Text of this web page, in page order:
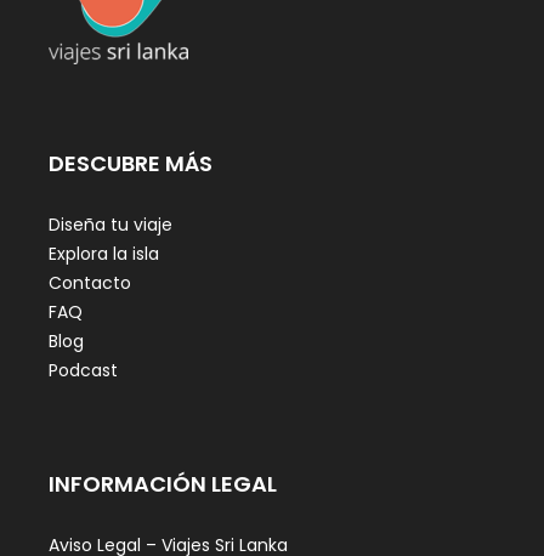
DESCUBRE MÁS
Diseña tu viaje
Explora la isla
Contacto
FAQ
Blog
Podcast
INFORMACIÓN LEGAL
Aviso Legal – Viajes Sri Lanka